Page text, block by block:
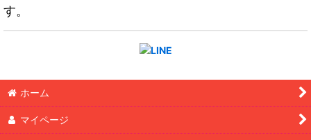
す。
ホーム
マイページ